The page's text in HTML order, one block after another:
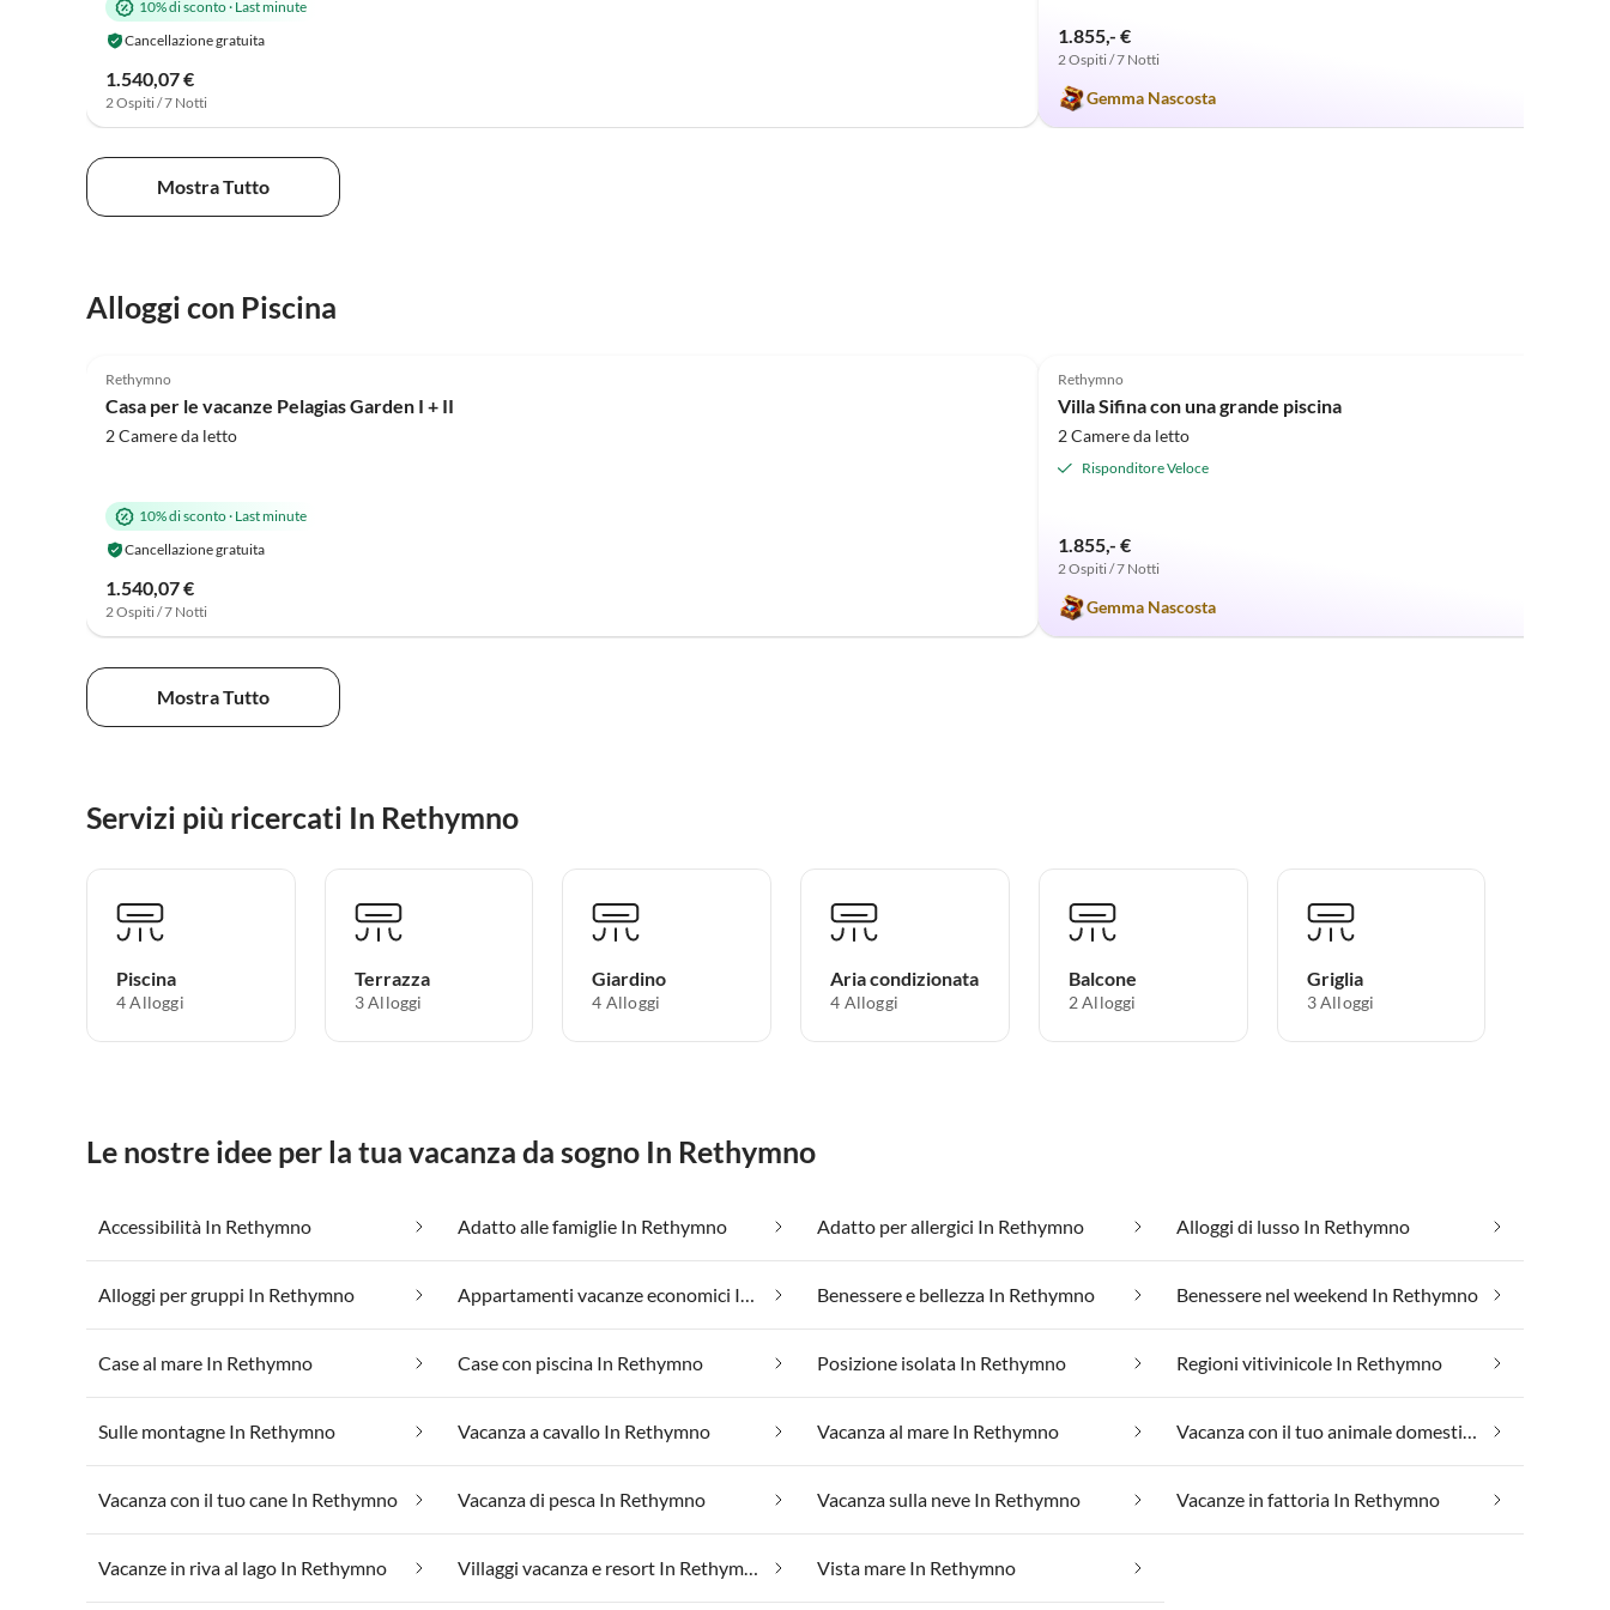
10% di sconto· Last minute
Cancellazione gratuita
1.540,07 €
2 Ospiti / 7 Notti
1.855,- €
2 Ospiti / 7 Notti
Gemma Nascosta
Mostra Tutto
Alloggi con Piscina
Rethymno
Casa per le vacanze Pelagias Garden I + II
2 Camere da letto
10% di sconto· Last minute
Cancellazione gratuita
1.540,07 €
2 Ospiti / 7 Notti
Rethymno
Villa Sifina con una grande piscina
2 Camere da letto
Risponditore Veloce
1.855,- €
2 Ospiti / 7 Notti
Gemma Nascosta
Mostra Tutto
Servizi più ricercati In Rethymno
Piscina
4 Alloggi
Terrazza
3 Alloggi
Giardino
4 Alloggi
Aria condizionata
4 Alloggi
Balcone
2 Alloggi
Griglia
3 Alloggi
Le nostre idee per la tua vacanza da sogno In Rethymno
Accessibilità In Rethymno Adatto alle famiglie In Rethymno Adatto per allergici In Rethymno Alloggi di lusso In Rethymno
Alloggi per gruppi In Rethymno Benessere e bellezza In Rethymno Benessere nel weekend In Rethymno
Case al mare In Rethymno Case con piscina In Rethymno Posizione isolata In Rethymno Regioni vitivinicole In Rethymno
Sulle montagne In Rethymno Vacanza a cavallo In Rethymno Vacanza al mare In Rethymno
Vacanza con il tuo cane In Rethymno Vacanza di pesca In Rethymno Vacanza sulla neve In Rethymno Vacanze in fattoria In Rethymno
Vacanze in riva al lago In Rethymno Vista mare In Rethymno